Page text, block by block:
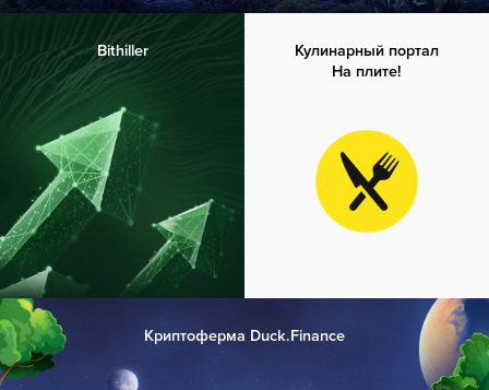
Bithiller
Криптоферма Duck.Finance
Кулинарный портал
На плите!